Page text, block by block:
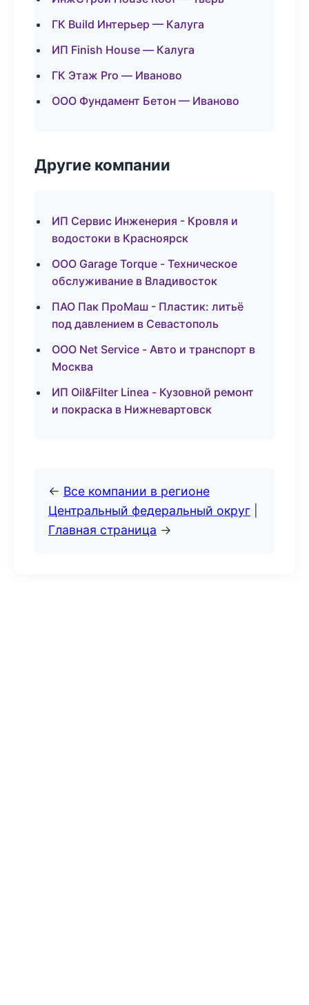
ГК Build Интерьер — Калуга
ИП Finish House — Калуга
ГК Этаж Pro — Иваново
ООО Фундамент Бетон — Иваново
Другие компании
ИП Сервис Инженерия - Кровля и
водостоки в Красноярск
ООО Garage Torque - Техническое
обслуживание в Владивосток
ПАО Пак ПроМаш - Пластик: литьё
под давлением в Севастополь
ООО Net Service - Авто и транспорт в
Москва
ИП Oil&Filter Linea - Кузовной ремонт
и покраска в Нижневартовск
← Все компании в регионе
Центральный федеральный округ
Главная страница →